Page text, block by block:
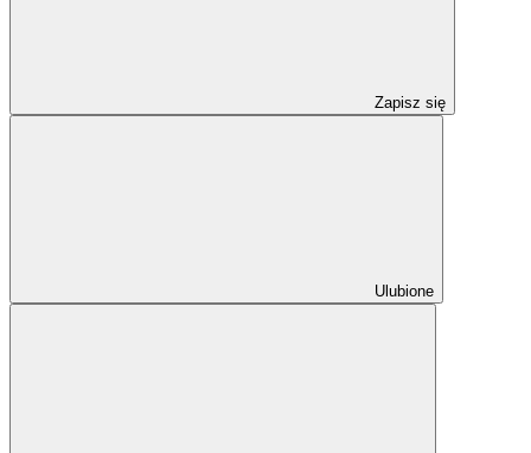
Zapisz się
Ulubione